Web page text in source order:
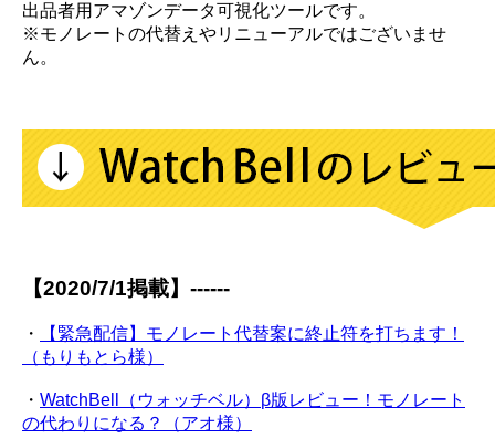
出品者用アマゾンデータ可視化ツールです。
※モノレートの代替えやリニューアルではございませ
ん。
【2020/7/1掲載】------
・
【緊急配信】モノレート代替案に終止符を打ちます！
（もりもとら様）
・ WatchBell（ウォッチベル）β版レビュー！モノレート
の代わりになる？（アオ様）